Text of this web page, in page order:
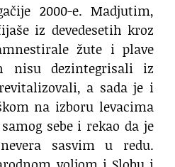
2000-e. Madjutim,
iz devedesetih kroz
žute i plave
nisu dezintegrisali iz
a sada je i
na izboru levacima
sebe i rekao da je
sasvim u redu.